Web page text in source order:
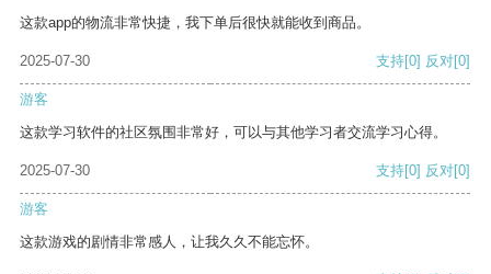
这款app的物流非常快捷，我下单后很快就能收到商品。
2025-07-30 支持[0] 反对[0]
游客
这款学习软件的社区氛围非常好，可以与其他学习者交流学习心得。
2025-07-30 支持[0] 反对[0]
游客
这款游戏的剧情非常感人，让我久久不能忘怀。